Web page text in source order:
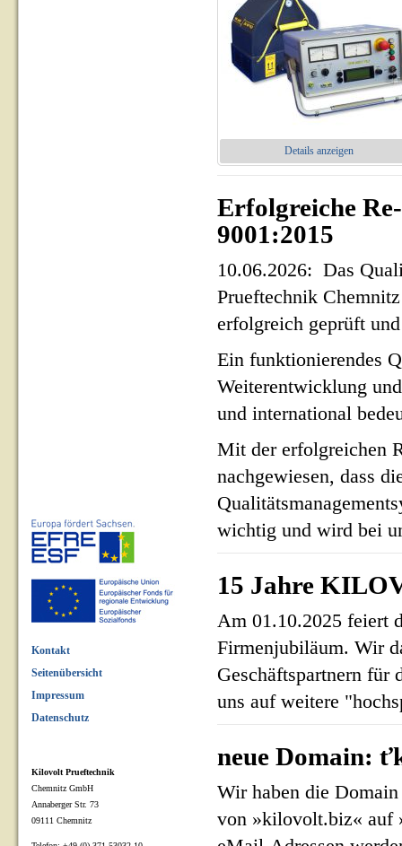
Details anzeigen
Erfolgreiche
9001:2015
10.06.2026: Das
Prueftechnik
erfolgreich geprüft
Ein funktionierendes
Weiterentwicklung
und international
Mit der erfolgreichen
nachgewiesen, dass
wichtig und wird bei
15 Jahre
Am 01.10.2025 feiert
Firmenjubiläum. Wir
Geschäftspartnern für
uns auf weitere
neue Domain:
Wir haben die
von »kilovolt.biz« auf
Kontakt
Seitenübersicht
Impressum
Datenschutz
Kilovolt Prueftechnik
Chemnitz GmbH
Annaberger Str. 73
09111 Chemnitz